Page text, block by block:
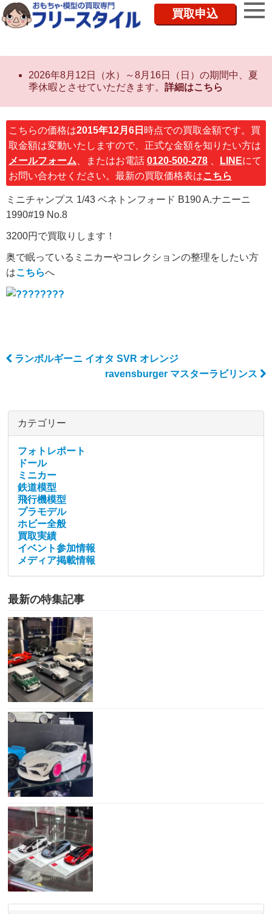
買取申込
2026年8月12日（水）～8月16日（日）の期間中、夏
季休暇とさせていただきます。 詳細はこちら
こちらの価格は2015年12月6日 時点での買取金額です。買
取金額は変動いたしますので、正式な金額を知りたい方は
メールフォーム 、またはお電話 0120-500-278 LINEにて
お問い合わせください。最新の買取価格表はこちら
ミニチャンプス 1/43 ベネトンフォード B190 A.ナニーニ
1990#19 No.8
3200円で買取りします！
奥で眠っているミニカーやコレクションの整理をしたい方
はこちらへ
Post navigation
ランボルギーニ イオタ SVR オレンジ
ravensburger マスターラビリンス
カテゴリー
フォトレポート
ドール
ミニカー
鉄道模型
飛行機模型
プラモデル
ホビー全般
買取実績
イベント参加情報
メディア掲載情報
最新の特集記事